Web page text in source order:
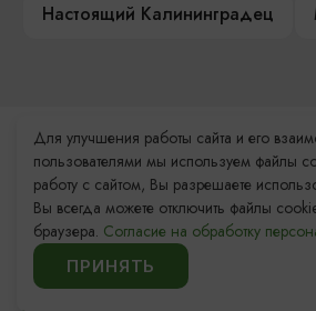
Настоящий Калининградец
Контакты Туристского
информационного центра
+7 (4012) 555-200
8 (800) 200-55-39
Для улучшения работы сайта и его
пользователями мы используем файлы
работу с сайтом, Вы разрешаете
Вы всегда можете отключить файлы
браузера. Согласие на обработку
ПРИНЯТЬ